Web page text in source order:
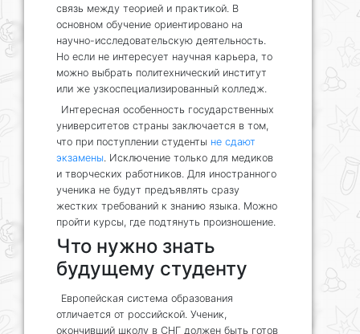
связь между теорией и практикой. В
основном обучение ориентировано на
научно-исследовательскую деятельность.
Но если не интересует научная карьера, то
можно выбрать политехнический институт
или же узкоспециализированный колледж.
Интересная особенность государственных
университетов страны заключается в том,
что при поступлении студенты не сдают
экзамены . Исключение только для медиков
и творческих работников. Для иностранного
ученика не будут предъявлять сразу
жестких требований к знанию языка. Можно
пройти курсы, где подтянуть произношение.
Что нужно знать
будущему студенту
Европейская система образования
отличается от российской. Ученик,
окончивший школу в СНГ должен быть готов